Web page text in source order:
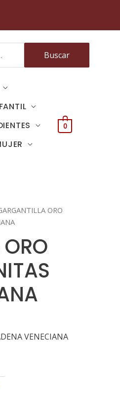
Buscar
0
ORO
VENECIANA